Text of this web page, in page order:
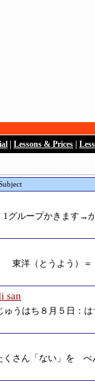
Lessons & Prices
1グループかきます→
洋（とうよう）＝
san
ゅうはち８月５日：
くさん「ない」を べ